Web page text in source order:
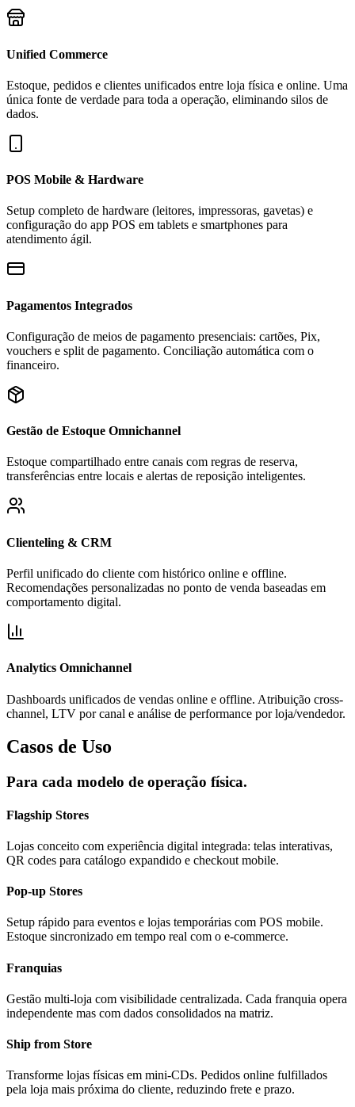
Unified Commerce
Estoque, pedidos e clientes unificados entre loja física e online. Uma
única fonte de verdade para toda a operação, eliminando silos de
dados.
POS Mobile & Hardware
Setup completo de hardware (leitores, impressoras, gavetas) e
configuração do app POS em tablets e smartphones para
atendimento ágil.
Pagamentos Integrados
Configuração de meios de pagamento presenciais: cartões, Pix,
vouchers e split de pagamento. Conciliação automática com o
financeiro.
Gestão de Estoque Omnichannel
Estoque compartilhado entre canais com regras de reserva,
transferências entre locais e alertas de reposição inteligentes.
Clienteling & CRM
Perfil unificado do cliente com histórico online e offline.
Recomendações personalizadas no ponto de venda baseadas em
comportamento digital.
Analytics Omnichannel
Dashboards unificados de vendas online e offline. Atribuição cross-
channel, LTV por canal e análise de performance por loja/vendedor.
Casos de Uso
Para cada modelo de operação física.
Flagship Stores
Lojas conceito com experiência digital integrada: telas interativas,
QR codes para catálogo expandido e checkout mobile.
Pop-up Stores
Setup rápido para eventos e lojas temporárias com POS mobile.
Estoque sincronizado em tempo real com o e-commerce.
Franquias
Gestão multi-loja com visibilidade centralizada. Cada franquia opera
independente mas com dados consolidados na matriz.
Ship from Store
Transforme lojas físicas em mini-CDs. Pedidos online fulfillados
pela loja mais próxima do cliente, reduzindo frete e prazo.